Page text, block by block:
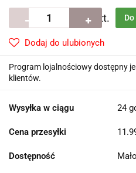
szt.
Dodaj do ulubionych
Program lojalnościowy dostępny
klientów.
Wysyłka w ciągu 24
Cena przesyłki
Dostępność Mało